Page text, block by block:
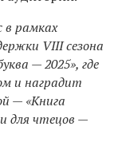
в рамках
VIII сезона
— 2025», где
и наградит
— «Книга
для чтецов —